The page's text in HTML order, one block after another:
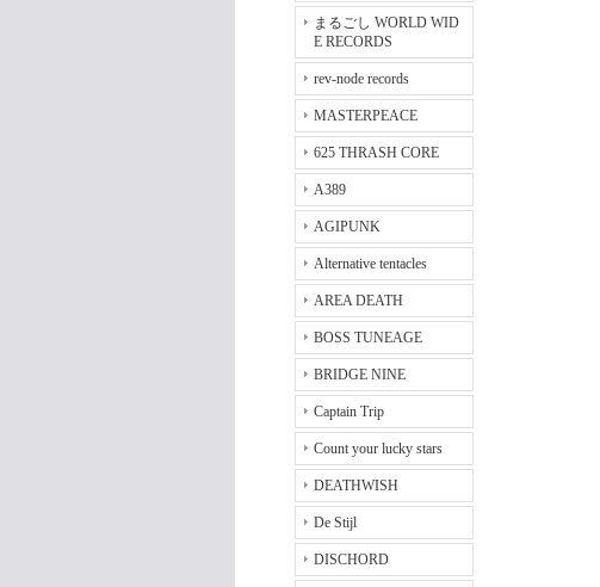
まるごし WORLD WID
E RECORDS
rev-node records
MASTERPEACE
625 THRASH CORE
A389
AGIPUNK
Alternative tentacles
AREA DEATH
BOSS TUNEAGE
BRIDGE NINE
Captain Trip
Count your lucky stars
DEATHWISH
De Stijl
DISCHORD